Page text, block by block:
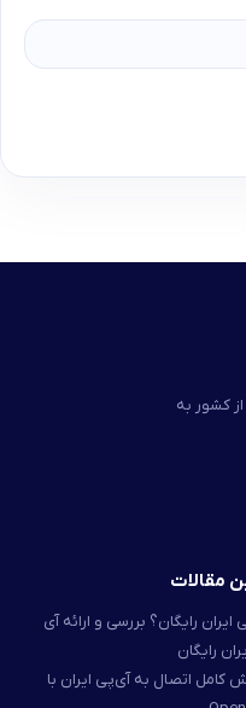
از کشور به
مقالات
ایران رایگان؟ بررسی و ارائه آی
رایگان
کامل اتصال به آی‌پی ایران با